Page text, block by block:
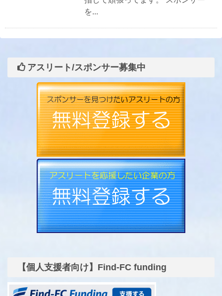
を...
アスリート/スポンサー募集中
【個人支援者向け】Find-FC funding